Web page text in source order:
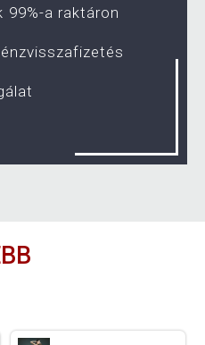
99%-a raktáron